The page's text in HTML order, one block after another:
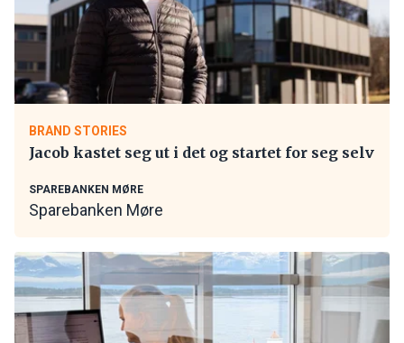
BRAND STORIES
Jacob kastet seg ut i det og startet for seg selv
SPAREBANKEN MØRE
Sparebanken Møre